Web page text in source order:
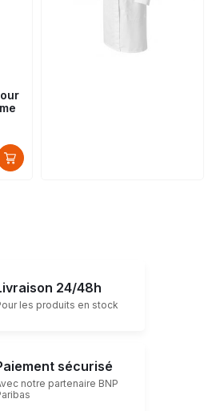
24/48h
les produits en stock
sécurisé
notre partenaire BNP